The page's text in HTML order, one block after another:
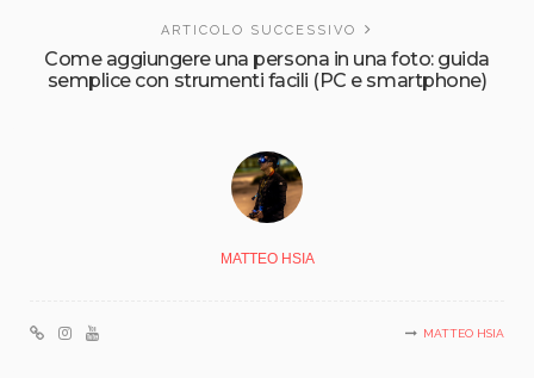
ARTICOLO SUCCESSIVO
Come aggiungere una persona in una foto: guida
semplice con strumenti facili (PC e smartphone)
MATTEO HSIA
MATTEO HSIA